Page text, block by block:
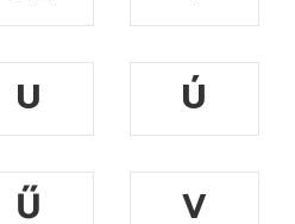
U
Ú
Ű
V